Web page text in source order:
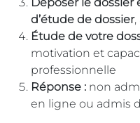
d’étude de dossier,
Étude de votre
motivation et
professionnelle
Réponse : non
en ligne ou admis